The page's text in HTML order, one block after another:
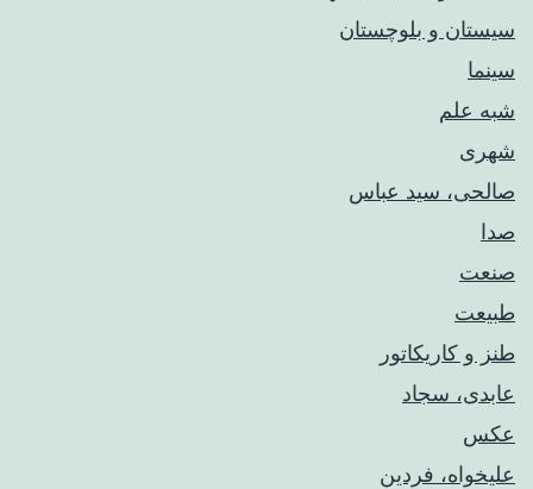
سیستان و بلوچستان
سینما
شبه علم
شهری
صالحی، سید عباس
صدا
صنعت
طبیعت
طنز و کاریکاتور
عابدی، سجاد
عکس
علیخواه، فردین